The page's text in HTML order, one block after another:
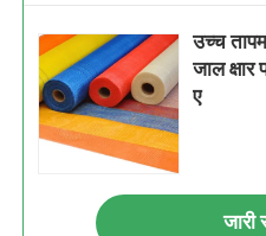
उच्च
जाल क्षार
ए
जारी